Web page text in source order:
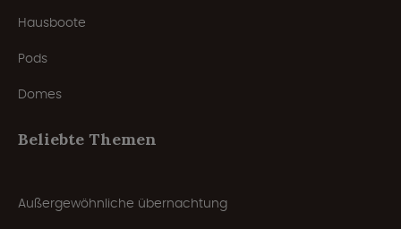
Hausboote
Pods
Domes
Beliebte Themen
Außergewöhnliche übernachtung